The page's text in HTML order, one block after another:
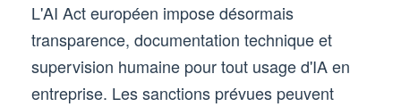
L'AI Act européen impose désormais
transparence, documentation technique et
supervision humaine pour tout usage d'IA en
entreprise. Les sanctions prévues peuvent